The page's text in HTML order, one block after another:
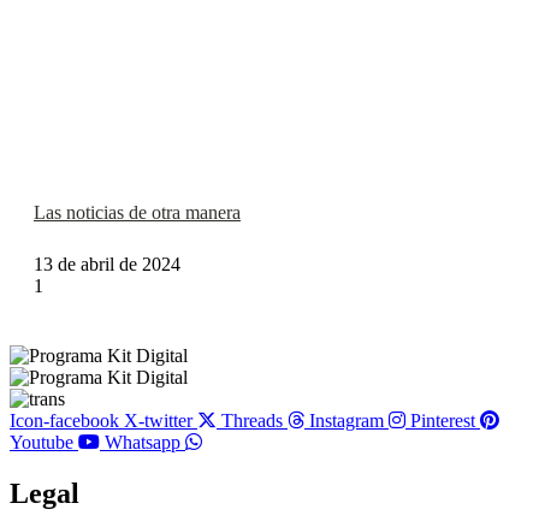
Las noticias de otra manera
13 de abril de 2024
Icon-facebook X-twitter Threads Instagram
Pinterest
Youtube
Whatsapp
Legal